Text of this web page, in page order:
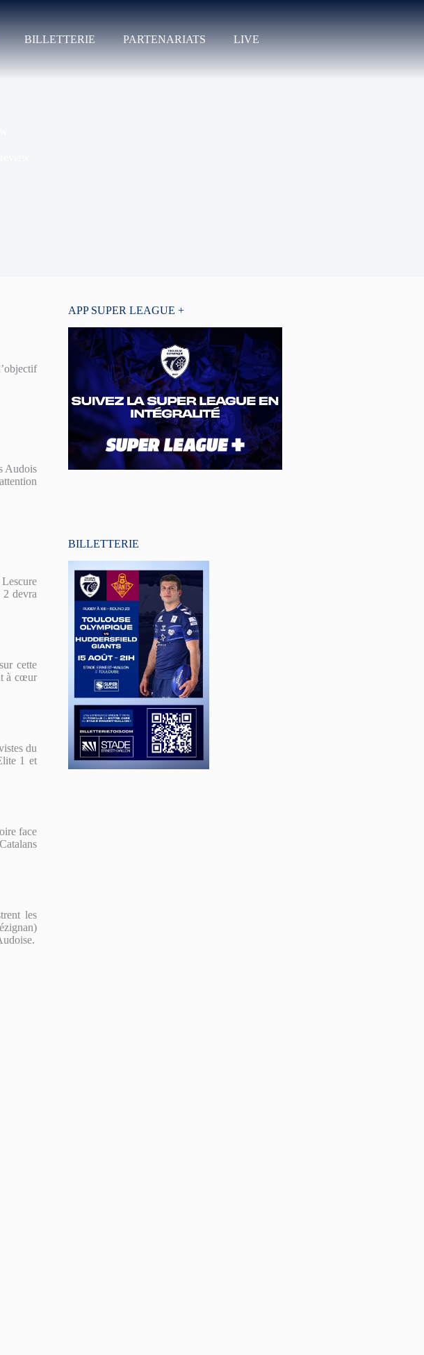
BILLETTERIE PARTENARIATS LIVE
Audois
2 devra
cette
à cœur
du
1 et
face
les
APP SUPER LEAGUE +
BILLETTERIE